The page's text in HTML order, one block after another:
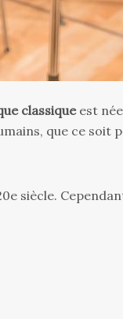
classiqueest née
que ce soit
siècle.